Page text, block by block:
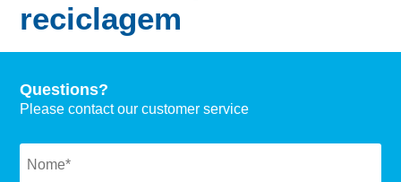
reciclagem
Questions?
Please contact our customer service
Naam *